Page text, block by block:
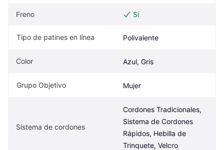
Freno Sí
Tipo de patines en línea Polivalente
Color Azul, Gris
Grupo Objetivo Mujer
Sistema de cordones
Cordones Tradicionales,
Sistema de Cordones
Rápidos, Hebilla de
Trinquete, Velcro